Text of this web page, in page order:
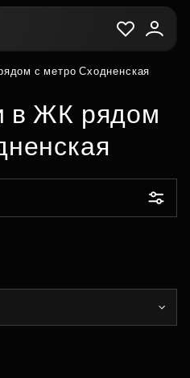
с метро Сходненская
в ЖК рядом